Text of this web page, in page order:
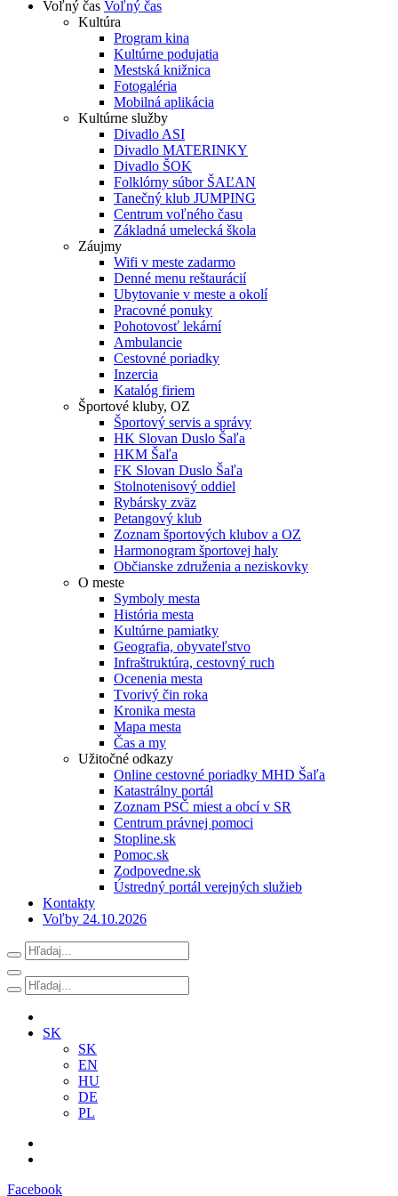
Voľný čas Voľný čas
Kultúra
Program kina
Kultúrne podujatia
Mestská knižnica
Fotogaléria
Mobilná aplikácia
Kultúrne služby
Divadlo ASI
Divadlo MATERINKY
Divadlo ŠOK
Folklórny súbor ŠAĽAN
Tanečný klub JUMPING
Centrum voľného času
Základná umelecká škola
Záujmy
Wifi v meste zadarmo
Denné menu reštaurácií
Ubytovanie v meste a okolí
Pracovné ponuky
Pohotovosť lekární
Ambulancie
Cestovné poriadky
Inzercia
Katalóg firiem
Športové kluby, OZ
Športový servis a správy
HK Slovan Duslo Šaľa
HKM Šaľa
FK Slovan Duslo Šaľa
Stolnotenisový oddiel
Rybársky zväz
Petangový klub
Zoznam športových klubov a OZ
Harmonogram športovej haly
Občianske združenia a neziskovky
O meste
Symboly mesta
História mesta
Kultúrne pamiatky
Geografia, obyvateľstvo
Infraštruktúra, cestovný ruch
Ocenenia mesta
Tvorivý čin roka
Kronika mesta
Mapa mesta
Čas a my
Užitočné odkazy
Online cestovné poriadky MHD Šaľa
Katastrálny portál
Zoznam PSČ miest a obcí v SR
Centrum právnej pomoci
Stopline.sk
Pomoc.sk
Zodpovedne.sk
Ústredný portál verejných služieb
Kontakty
Voľby 24.10.2026
SK
SK
EN
HU
DE
PL
Facebook